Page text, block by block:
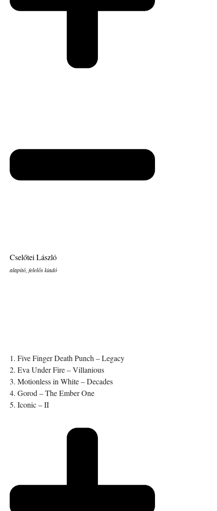
Cselőtei László
alapító, felelős kiadó
1. Five Finger Death Punch – Legacy
2. Eva Under Fire – Villanious
3. Motionless in White – Decades
4. Gorod – The Ember One
5. Iconic – II